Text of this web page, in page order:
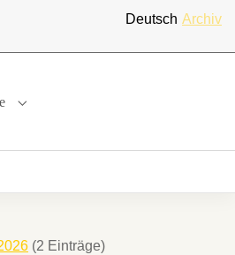
Deutsch Archiv
Submenu for "Forschung & Projekte"
(2 Einträge)